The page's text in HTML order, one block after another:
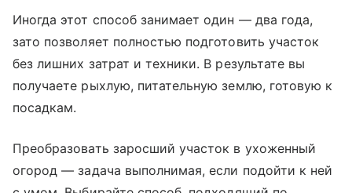
Иногда этот способ занимает один — два года,
зато позволяет полностью подготовить участок
без лишних затрат и техники. В результате вы
получаете рыхлую, питательную землю, готовую к
посадкам.
Преобразовать заросший участок в ухоженный
огород — задача выполнимая, если подойти к ней